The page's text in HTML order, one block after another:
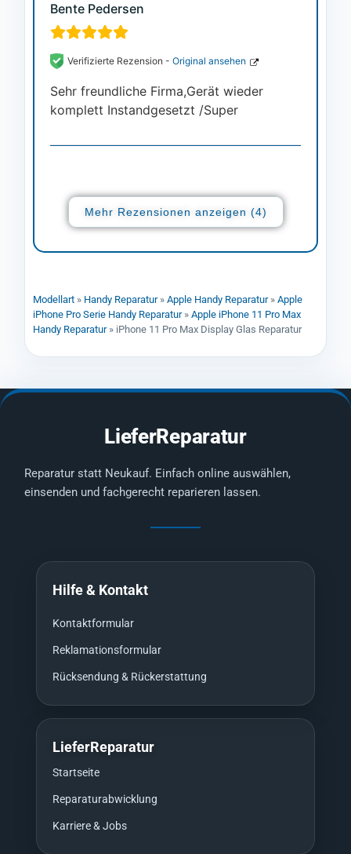
Bente Pedersen
Verifizierte Rezension - Original ansehen
Sehr freundliche Firma,Gerät wieder
komplett Instandgesetzt /Super
Mehr Rezensionen anzeigen (4)
Modellart » Handy Reparatur» Apple Handy Reparatur» Apple
iPhone Pro Serie Handy Reparatur» Apple iPhone 11 Pro Max
Handy Reparatur» iPhone 11 Pro Max Display Glas Reparatur
LieferReparatur
Reparatur statt Neukauf. Einfach online auswählen,
einsenden und fachgerecht reparieren lassen.
Hilfe & Kontakt
Kontaktformular
Reklamationsformular
Rücksendung & Rückerstattung
LieferReparatur
Startseite
Reparaturabwicklung
Karriere & Jobs